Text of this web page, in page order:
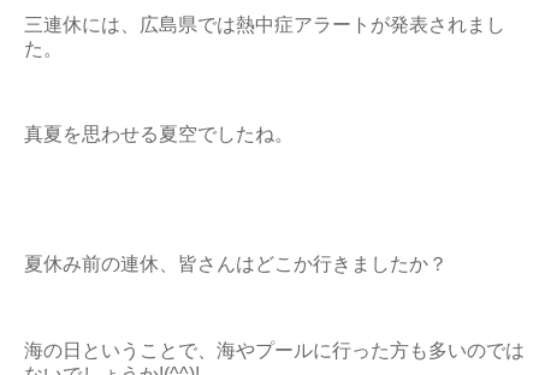
三連休には、広島県では熱中症アラートが発表されまし
た。
真夏を思わせる夏空でしたね。
夏休み前の連休、皆さんはどこか行きましたか？
海の日ということで、海やプールに行った方も多いのでは